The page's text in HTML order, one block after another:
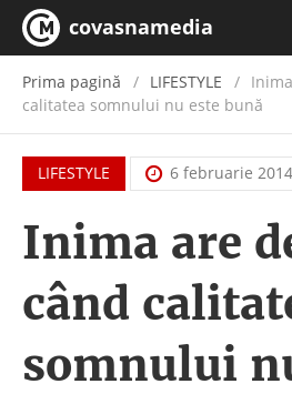
covasnamedia
Prima pagină LIFESTYLE
calitatea somnului nu este bună
LIFESTYLE 6 februarie 2014
Inima are
când
somnului